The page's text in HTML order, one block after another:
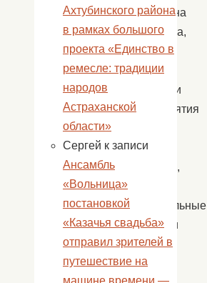
проведена
викторина,
на
которую
участники
мероприятия
азартом
отвечали,
внимательные
получили
сладкие
призы
Ахтубинского района
в рамках большого
проекта «Единство в
ремесле: традиции
народов
Астраханской
области»
Сергей к записи
Ансамбль
«Вольница»
постановкой
«Казачья свадьба»
отправил зрителей в
путешествие на
машине времени —